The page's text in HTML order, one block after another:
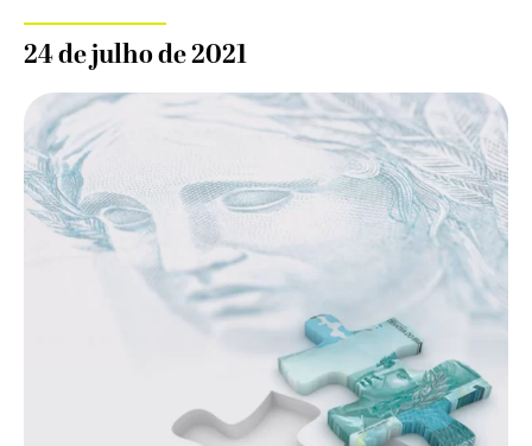
24 de julho de 2021